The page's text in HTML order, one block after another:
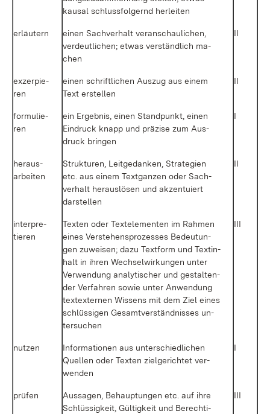
kau­sal schluss­fol­gernd her­lei­ten
er­läu­tern
ei­nen Sach­ver­halt ver­an­schau­li­chen,
ver­deut­li­chen; et­was ver­ständ­lich ma­
chen
II
ex­zer­pie­
ren
ei­nen schrift­li­chen Aus­zug aus ei­nem
Text er­stel­len
II
for­mu­lie­
ren
ein Er­geb­nis, ei­nen Stand­punkt, ei­nen
Ein­druck knapp und prä­zi­se zum Aus­
druck brin­gen
I
her­aus­
ar­bei­ten
Struk­tu­ren, Leit­ge­dan­ken, Stra­te­gi­en
etc. aus ei­nem Text­gan­zen oder Sach­
ver­halt her­aus­lö­sen und ak­zen­tu­iert
dar­stel­len
II
in­ter­pre­
tie­ren
Tex­ten oder Tex­t­e­le­men­ten im Rah­men
ei­nes Ver­ste­hens­pro­zes­ses Be­deu­tun­
gen zu­wei­sen; da­zu Text­form und Textin­
halt in ih­ren Wech­sel­wir­kun­gen un­ter
Ver­wen­dung ana­ly­ti­scher und ge­stal­ten­
der Ver­fah­ren so­wie un­ter An­wen­dung
tex­tex­ter­nen Wis­sens mit dem Ziel ei­nes
schlüs­si­gen Ge­samt­ver­ständ­nis­ses un­
ter­su­chen
III
nut­zen
In­for­ma­tio­nen aus un­ter­schied­li­chen
Quel­len oder Tex­ten ziel­ge­rich­tet ver­
wen­den
I
prü­fen
Aus­sa­gen, Be­haup­tun­gen etc. auf ih­re
Schlüs­sig­keit, Gül­tig­keit und Be­rech­ti­
III